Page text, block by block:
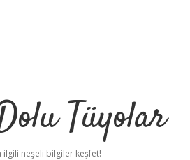
Tüyolar
ilgili neşeli bilgiler keşfet!